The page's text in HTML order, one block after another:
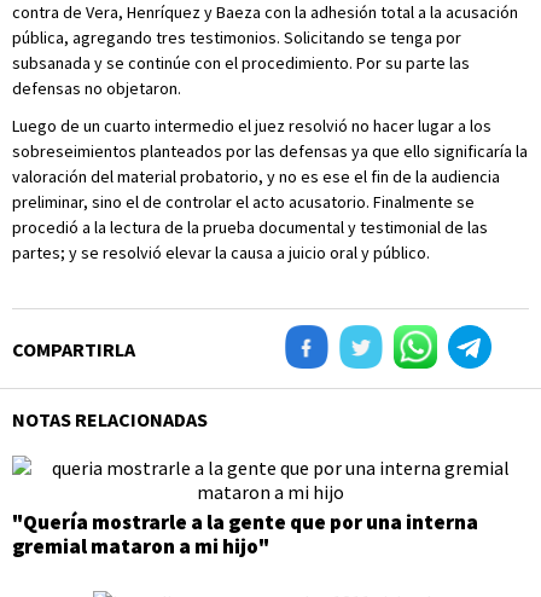
contra de Vera, Henríquez y Baeza con la adhesión total a la acusación
pública, agregando tres testimonios. Solicitando se tenga por
subsanada y se continúe con el procedimiento. Por su parte las
defensas no objetaron.
Luego de un cuarto intermedio el juez resolvió no hacer lugar a los
sobreseimientos planteados por las defensas ya que ello significaría la
valoración del material probatorio, y no es ese el fin de la audiencia
preliminar, sino el de controlar el acto acusatorio. Finalmente se
procedió a la lectura de la prueba documental y testimonial de las
partes; y se resolvió elevar la causa a juicio oral y público.
COMPARTIRLA
NOTAS RELACIONADAS
"Quería mostrarle a la gente que por una interna
gremial mataron a mi hijo"